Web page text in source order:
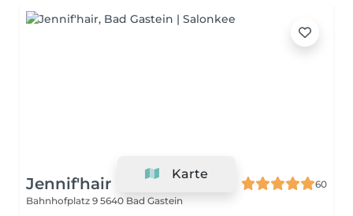
Jennif'hair
60
Bahnhofplatz 9 5640 Bad Gastein
Karte